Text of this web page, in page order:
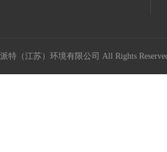
特（江苏）环境有限公司 All Rights